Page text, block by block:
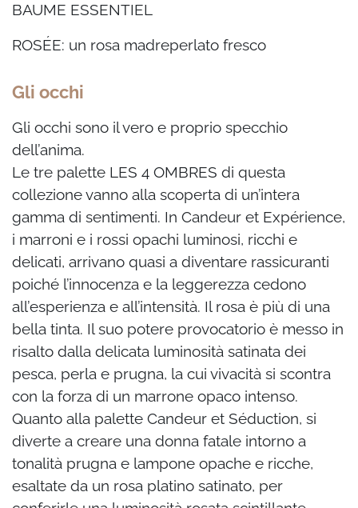
BAUME ESSENTIEL
ROSÉE: un rosa madreperlato fresco
Gli occhi
Gli occhi sono il vero e proprio specchio
dell’anima.
Le tre palette LES 4 OMBRES di questa
collezione vanno alla scoperta di un’intera
gamma di sentimenti. In Candeur et Expérience,
i marroni e i rossi opachi luminosi, ricchi e
delicati, arrivano quasi a diventare rassicuranti
poiché l’innocenza e la leggerezza cedono
all’esperienza e all’intensità. Il rosa è più di una
bella tinta. Il suo potere provocatorio è messo in
risalto dalla delicata luminosità satinata dei
pesca, perla e prugna, la cui vivacità si scontra
con la forza di un marrone opaco intenso.
Quanto alla palette Candeur et Séduction, si
diverte a creare una donna fatale intorno a
tonalità prugna e lampone opache e ricche,
esaltate da un rosa platino satinato, per